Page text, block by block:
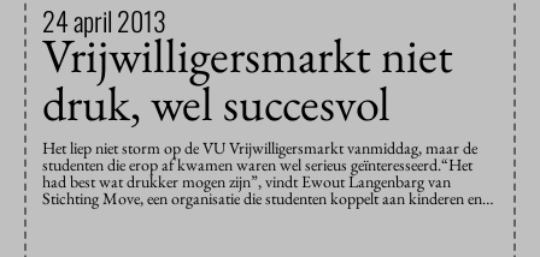
24 april 2013
Vrijwilligersmarkt niet
druk, wel succesvol
Het liep niet storm op de VU Vrijwilligersmarkt vanmiddag, maar de
studenten die erop af kwamen waren wel serieus geïnteresseerd.“Het
had best wat drukker mogen zijn”, vindt Ewout Langenbarg van
Stichting Move, een organisatie die studenten koppelt aan kinderen en…